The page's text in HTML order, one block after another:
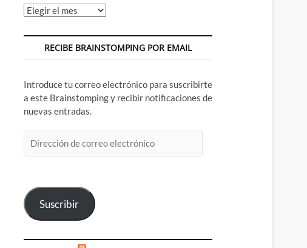
Archivos
RECIBE BRAINSTOMPING POR EMAIL
Introduce tu correo electrónico para suscribirte
a este Brainstomping y recibir notificaciones de
nuevas entradas.
de
Suscribir